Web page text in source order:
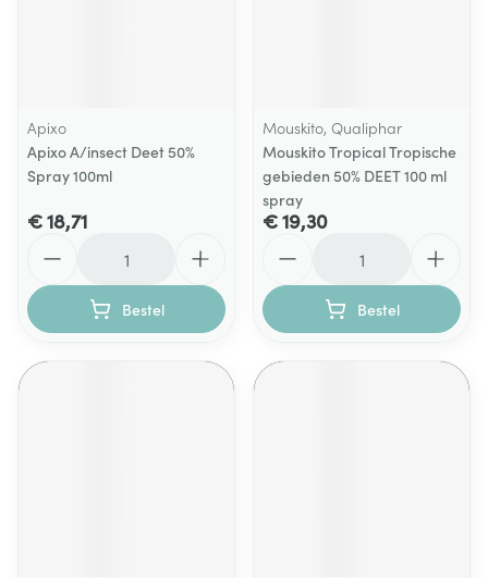
Apixo
Apixo A/insect Deet 50%
Spray 100ml
€ 18,71
Bestel
Mouskito, Qualiphar
Mouskito Tropical Tropische
gebieden 50% DEET 100 ml
spray
€ 19,30
Bestel